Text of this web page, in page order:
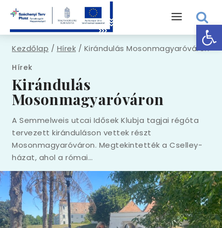
Kezdőlap / Hírek / Kirándulás Mosonmagyaróváron
Hírek
Kirándulás
Mosonmagyaróváron
A Semmelweis utcai Idősek Klubja tagjai régóta
tervezett kiránduláson vettek részt
Mosonmagyaróváron. Megtekintették a Cselley-
házat, ahol a római…